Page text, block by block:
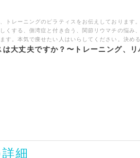
トレーニングのピラティスをお伝えしておりま
くする、側湾症と付き合う、関節リウマチの悩
す。本気で痩せたい人はいらしてください。決め
大丈夫ですか？〜トレーニング、
細